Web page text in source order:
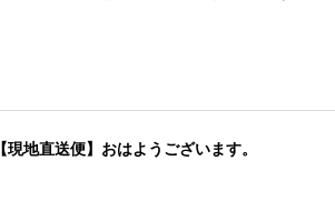
【現地直送便】おはようございます。